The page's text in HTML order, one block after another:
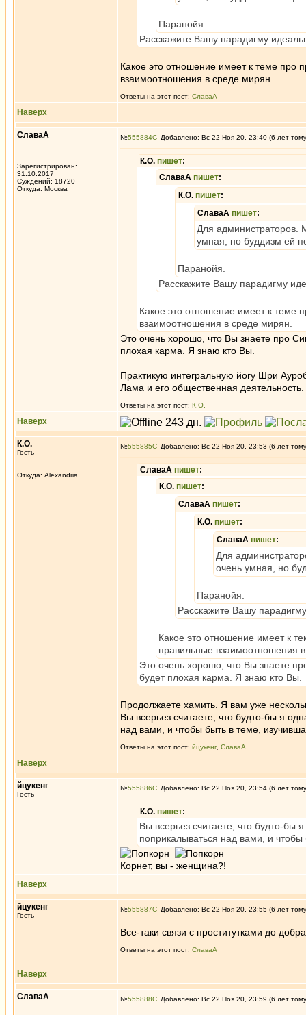
Паранойя.
Расскажите Вашу парадигму
Какое это отношение имеет к теме про
взаимоотношения в среде мирян.
Ответы на этот пост: СлаваА
Наверх
СлаваА
Зарегистрирован:
31.10.2017
Суждений: 18720
Откуда: Москва
№555884 Добавлено: Вс 22 Ноя 20, 23:40 (6 лет
К.О. пишет:
СлаваА пишет:
К.О. пишет:
СлаваА пишет:
Для администраторов.
умная, но буддизм ей
Паранойя.
Расскажите Вашу парадигму
Какое это отношение имеет к теме
взаимоотношения в среде мирян.
Это очень хорошо, что Вы знаете про
плохая карма. Я знаю кто Вы.
Практикую интегральную йогу Шри
Лама и его общественная деятельность.
Ответы на этот пост: К.О.
Наверх
К.О.
Гость
Откуда: Alexandria
№555885 Добавлено: Вс 22 Ноя 20, 23:53 (6 лет
СлаваА пишет:
К.О. пишет:
СлаваА пишет:
К.О. пишет:
СлаваА пишет:
Для
очень умная, но
Паранойя.
Расскажите Вашу
Какое это отношение имеет к
правильные взаимоотношения
Это очень хорошо, что Вы знаете
будет плохая карма. Я знаю кто Вы.
Продолжаете хамить. Я вам уже
Вы всерьез считаете, что будто-бы я
над вами, и чтобы быть в теме,
Ответы на этот пост: йцукенг, СлаваА
Наверх
йцукенг
Гость
№555886 Добавлено: Вс 22 Ноя 20, 23:54 (6 лет
К.О. пишет:
Вы всерьез считаете, что будто-
поприкалываться над вами, и
Корнет, вы - женщина?!
Наверх
йцукенг
Гость
№555887 Добавлено: Вс 22 Ноя 20, 23:55 (6 лет
Все-таки связи с проститутками до
Ответы на этот пост: СлаваА
Наверх
СлаваА №555888 Добавлено: Вс 22 Ноя 20, 23:59 (6 лет